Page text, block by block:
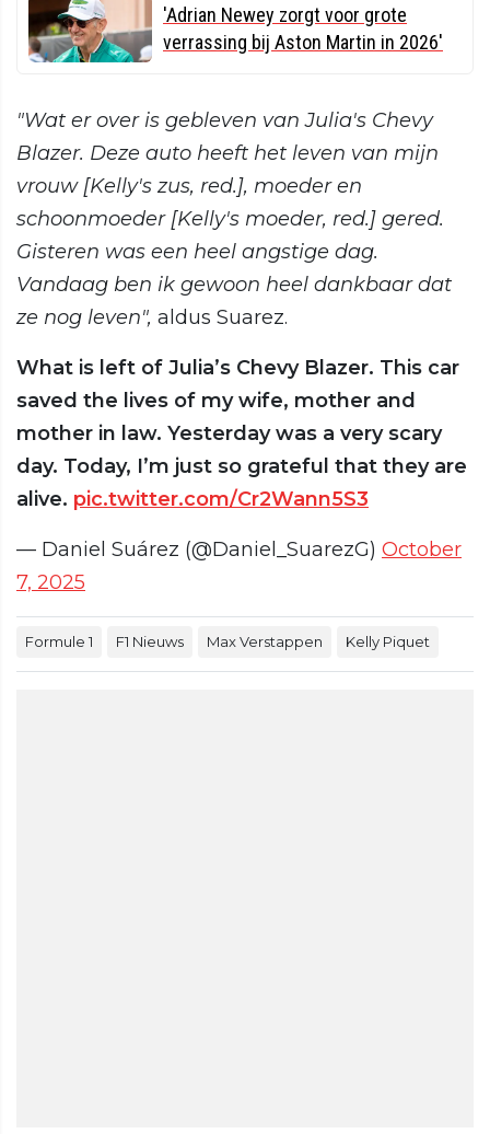
'Adrian Newey zorgt voor grote
verrassing bij Aston Martin in 2026'
"Wat er over is gebleven van Julia's Chevy
Blazer. Deze auto heeft het leven van mijn
vrouw [Kelly's zus, red.], moeder en
schoonmoeder [Kelly's moeder, red.] gered.
Gisteren was een heel angstige dag.
Vandaag ben ik gewoon heel dankbaar dat
ze nog leven", aldus Suarez.
What is left of Julia’s Chevy Blazer. This car
saved the lives of my wife, mother and
mother in law. Yesterday was a very scary
day. Today, I’m just so grateful that they are
alive. pic.twitter.com/Cr2Wann5S3
— Daniel Suárez (@Daniel_SuarezG) October
7, 2025
Formule 1 F1 Nieuws Max Verstappen Kelly Piquet